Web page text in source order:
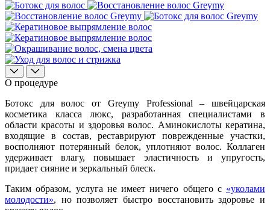
О процедуре
Ботокс для волос от Greymy Professional – швейцарская
косметика класса люкс, разработанная специалистами в
области красоты и здоровья волос. Аминокислоты кератина,
входящие в состав, реставрируют поврежденные участки,
восполняют потерянный белок, уплотняют волос. Коллаген
удерживает влагу, повышает эластичность и упругость,
придает сияние и зеркальный блеск.
Таким образом, услуга не имеет ничего общего с «уколами
молодости», но позволяет быстро восстановить здоровье и